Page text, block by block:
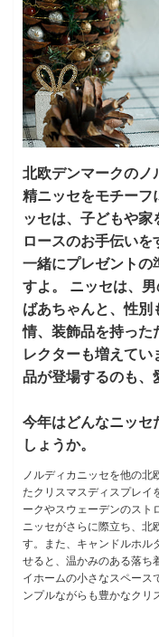
北欧デンマークのノ
精ニッセをモチーフ
ッセは、子どもや家
ロースのお手伝い
一緒にプレゼントの
すよ。 ニッセは、
ばあちゃんと、性別
情、装飾品を持った
レクターも増えてい
品が登場するのも、
今年はどんなニッセ
しょうか。
ノルディカニッセを他の
たクリスマスディスプレイ
ークやスウェーデンのスト
ニッセがさらに際立ち、北
す。また、キャンドルホル
せると、温かみのある落ち
イホームの小さなスペース
ンプルながらも豊かなクリ